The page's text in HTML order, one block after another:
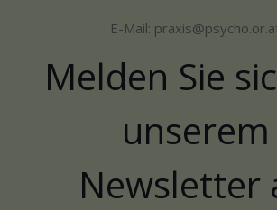
E-Mail:
Melden Sie
unserem
Newsletter